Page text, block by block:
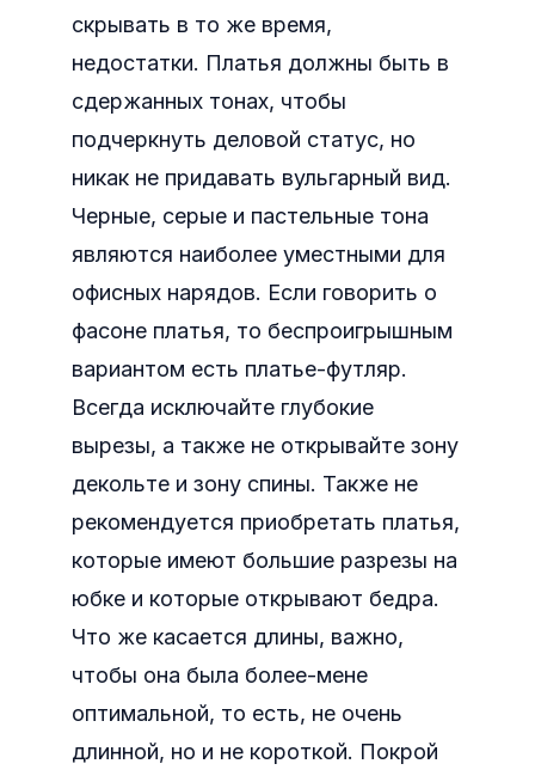
скрывать в то же время,
недостатки. Платья должны быть в
сдержанных тонах, чтобы
подчеркнуть деловой статус, но
никак не придавать вульгарный вид.
Черные, серые и пастельные тона
являются наиболее уместными для
офисных нарядов. Если говорить о
фасоне платья, то беспроигрышным
вариантом есть платье-футляр.
Всегда исключайте глубокие
вырезы, а также не открывайте зону
декольте и зону спины. Также не
рекомендуется приобретать платья,
которые имеют большие разрезы на
юбке и которые открывают бедра.
Что же касается длины, важно,
чтобы она была более-мене
оптимальной, то есть, не очень
длинной, но и не короткой. Покрой